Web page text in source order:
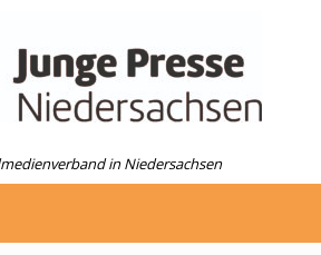
in Niedersachsen